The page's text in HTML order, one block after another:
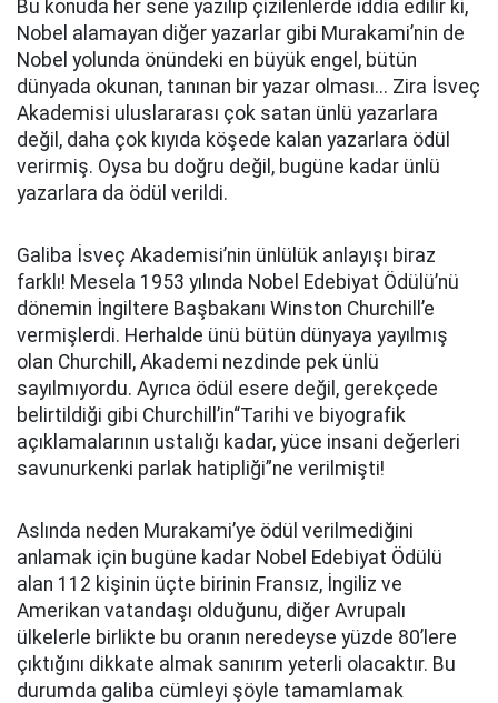
Bu konuda her sene yazılıp çizilenlerde iddia edilir ki,
Nobel alamayan diğer yazarlar gibi Murakami’nin de
Nobel yolunda önündeki en büyük engel, bütün
dünyada okunan, tanınan bir yazar olması... Zira İsveç
Akademisi uluslararası çok satan ünlü yazarlara
değil, daha çok kıyıda köşede kalan yazarlara ödül
verirmiş. Oysa bu doğru değil, bugüne kadar ünlü
yazarlara da ödül verildi.
Galiba İsveç Akademisi’nin ünlülük anlayışı biraz
farklı! Mesela 1953 yılında Nobel Edebiyat Ödülü’nü
dönemin İngiltere Başbakanı Winston Churchill’e
vermişlerdi. Herhalde ünü bütün dünyaya yayılmış
olan Churchill, Akademi nezdinde pek ünlü
sayılmıyordu. Ayrıca ödül esere değil, gerekçede
belirtildiği gibi Churchill’in“Tarihi ve biyografik
açıklamalarının ustalığı kadar, yüce insani değerleri
savunurkenki parlak hatipliği”ne verilmişti!
Aslında neden Murakami’ye ödül verilmediğini
anlamak için bugüne kadar Nobel Edebiyat Ödülü
alan 112 kişinin üçte birinin Fransız, İngiliz ve
Amerikan vatandaşı olduğunu, diğer Avrupalı
ülkelerle birlikte bu oranın neredeyse yüzde 80’lere
çıktığını dikkate almak sanırım yeterli olacaktır. Bu
durumda galiba cümleyi şöyle tamamlamak